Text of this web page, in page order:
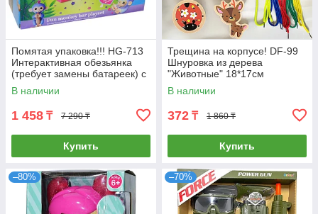
Помятая упаковка!!! HG-713
Интерактивная обезьянка
(требует замены батареек) с
площадкой для игры 24*31
В наличии
1 458 ₸ 7 290 ₸
Купить
Трещина на корпусе! DF-99
Шнуровка из дерева
"Животные" 18*17см
В наличии
372 ₸ 1 860 ₸
Купить
–80% –70%